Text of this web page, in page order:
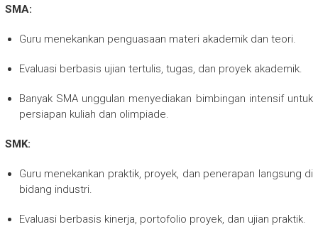
SMA:
Guru menekankan penguasaan materi akademik dan teori.
Evaluasi berbasis ujian tertulis, tugas, dan proyek akademik.
Banyak SMA unggulan menyediakan bimbingan intensif untuk
persiapan kuliah dan olimpiade.
SMK:
Guru menekankan praktik, proyek, dan penerapan langsung di
bidang industri.
Evaluasi berbasis kinerja, portofolio proyek, dan ujian praktik.